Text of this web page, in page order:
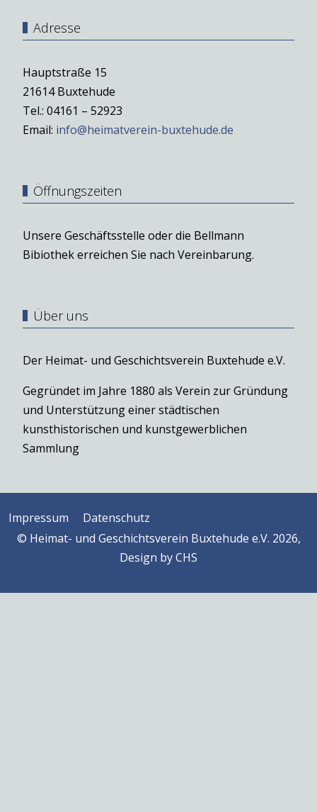
Adresse
Hauptstraße 15
21614 Buxtehude
Tel.: 04161 – 52923
Email: info@heimatverein-buxtehude.de
Öffnungszeiten
Unsere Geschäftsstelle oder die Bellmann
Bibiothek erreichen Sie nach Vereinbarung.
Über uns
Der Heimat- und Geschichtsverein Buxtehude e.V.
Gegründet im Jahre 1880 als Verein zur Gründung
und Unterstützung einer städtischen
kunsthistorischen und kunstgewerblichen
Sammlung
Impressum
Datenschutz
© Heimat- und Geschichtsverein Buxtehude e.V. 2026,
Design byCHS